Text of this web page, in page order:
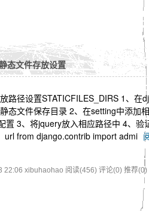
态文件存放设置
路径设置STATICFILES_DIRS 1、在dj
态文件保存目录 2、在setting中添加相
置 3、将jquery放入相应路径中 4、验
url from django.contrib import admi
22:06 xibuhaohao 阅读(456) 评论(0) 推荐(0)